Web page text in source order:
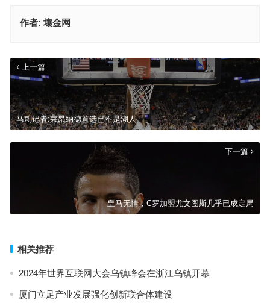
作者: 壤金网
上一篇
马刺记者:莱昂纳德首选已不是湖人
下一篇
皇马无情，C罗加盟尤文图斯几乎已成定局
相关推荐
2024年世界互联网大会乌镇峰会在浙江乌镇开幕
厦门立足产业发展强化创新联合体建设